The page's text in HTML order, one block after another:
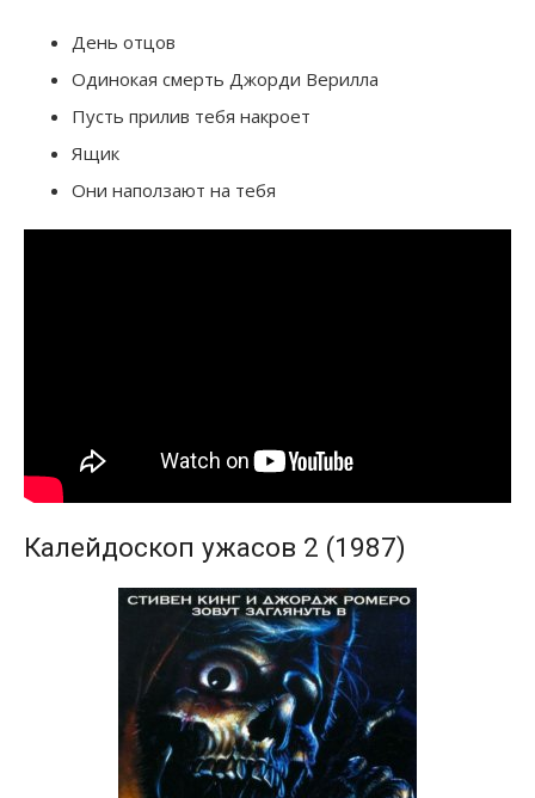
День отцов
Одинокая смерть Джорди Верилла
Пусть прилив тебя накроет
Ящик
Они наползают на тебя
Калейдоскоп ужасов 2 (1987)